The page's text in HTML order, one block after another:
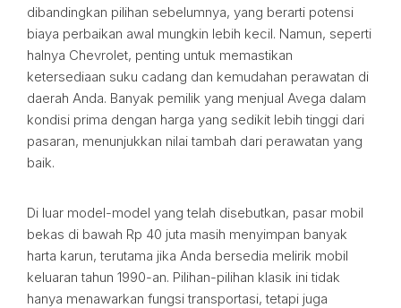
dibandingkan pilihan sebelumnya, yang berarti potensi
biaya perbaikan awal mungkin lebih kecil. Namun, seperti
halnya Chevrolet, penting untuk memastikan
ketersediaan suku cadang dan kemudahan perawatan di
daerah Anda. Banyak pemilik yang menjual Avega dalam
kondisi prima dengan harga yang sedikit lebih tinggi dari
pasaran, menunjukkan nilai tambah dari perawatan yang
baik.
Di luar model-model yang telah disebutkan, pasar mobil
bekas di bawah Rp 40 juta masih menyimpan banyak
harta karun, terutama jika Anda bersedia melirik mobil
keluaran tahun 1990-an. Pilihan-pilihan klasik ini tidak
hanya menawarkan fungsi transportasi, tetapi juga